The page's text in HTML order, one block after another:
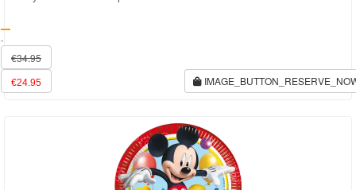
Back
to
-
€34.95
€24.95